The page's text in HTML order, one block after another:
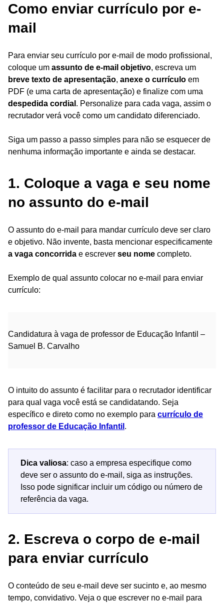
Como enviar currículo por e-
mail
Para enviar seu currículo por e-mail de modo profissional,
coloque um assunto de e-mail objetivo, escreva um
breve texto de apresentação, anexe o currículo em
PDF (e uma carta de apresentação) e finalize com uma
despedida cordial . Personalize para cada vaga, assim o
recrutador verá você como um candidato diferenciado.
Siga um passo a passo simples para não se esquecer de
nenhuma informação importante e ainda se destacar.
1. Coloque a vaga e seu nome
no assunto do e-mail
O assunto do e-mail para mandar currículo deve ser claro
e objetivo. Não invente, basta mencionar especificamente
a vaga concorrida e escrever seu nome completo.
Exemplo de qual assunto colocar no e-mail para enviar
currículo:
Candidatura à vaga de professor de Educação Infantil –
Samuel B. Carvalho
O intuito do assunto é facilitar para o recrutador identificar
para qual vaga você está se candidatando. Seja
específico e direto como no exemplo para currículo de
professor de Educação Infantil .
Dica valiosa: caso a empresa especifique como
deve ser o assunto do e-mail, siga as instruções.
Isso pode significar incluir um código ou número de
referência da vaga.
2. Escreva o corpo de e-mail
para enviar currículo
O conteúdo de seu e-mail deve ser sucinto e, ao mesmo
tempo, convidativo. Veja o que escrever no e-mail para